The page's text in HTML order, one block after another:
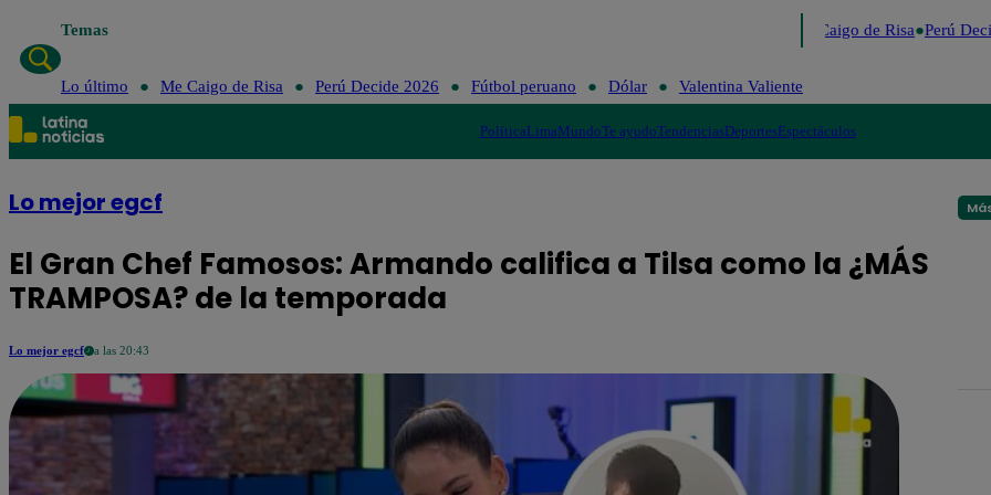
Temas Me Caigo de Risa Perú
Lo último Me Caigo de Risa Perú Decide 2026 Fútbol peruano Dólar Valentina Valiente
PolíticaLimaMundoTe ayudoTendenciasDeportesEspectáculos
Lo mejor egcf
El Gran Chef Famosos: Armando califica a Tilsa como la ¿MÁS
TRAMPOSA? de la temporada
Lo mejor egcf a las 20:43